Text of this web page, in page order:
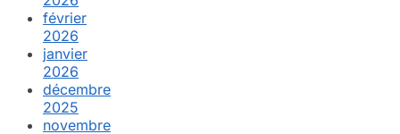
février
2026
janvier
2026
décembre
2025
novembre